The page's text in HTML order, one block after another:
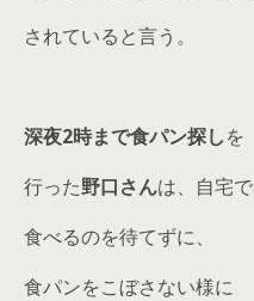
されていると言う。
深夜2時まで食パン探しを
行った野口さんは、自宅で
食べるのを待てずに、
食パンをこぼさない様に